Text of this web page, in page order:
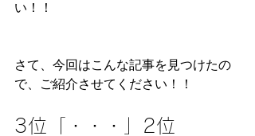
い！！
さて、今回はこんな記事を見つけたの
で、ご紹介させてください！！
3位「・・・」2位